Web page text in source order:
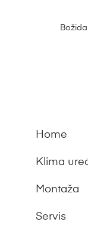
Home
Klima
Montaža
Servis